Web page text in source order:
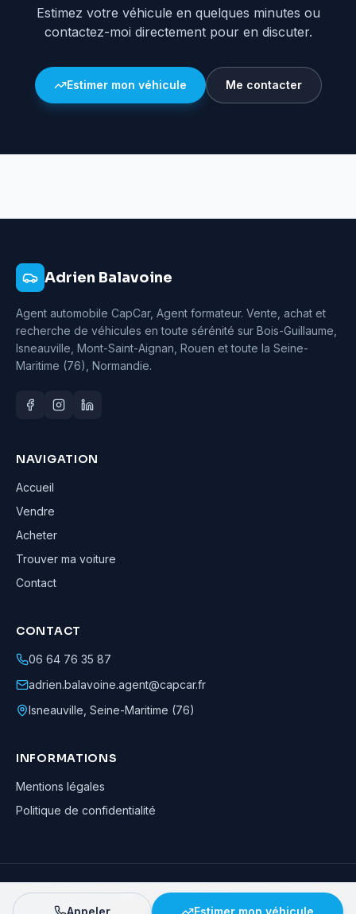
Estimez votre véhicule en quelques minutes ou
contactez-moi directement pour en discuter.
Estimer mon véhicule Me contacter
Adrien Balavoine
Agent automobile CapCar, Agent formateur. Vente, achat et
recherche de véhicules en toute sérénité sur Bois-Guillaume,
Isneauville, Mont-Saint-Aignan, Rouen et toute la Seine-
Maritime (76), Normandie.
NAVIGATION
Accueil
Vendre
Acheter
Trouver ma voiture
Contact
CONTACT
06 64 76 35 87
adrien.balavoine.agent@capcar.fr
Isneauville Seine-Maritime (76)
INFORMATIONS
Mentions légales
Politique de confidentialité
Adrien Balavoine—Agent automobile CapCar, Agent formateur· ©
· Tous droits réservés
Appeler Estimer mon véhicule